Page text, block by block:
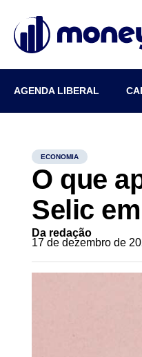
AGENDA LIBERAL
ECONOMIA
O que
Selic
Da redação
17 de dezembro de